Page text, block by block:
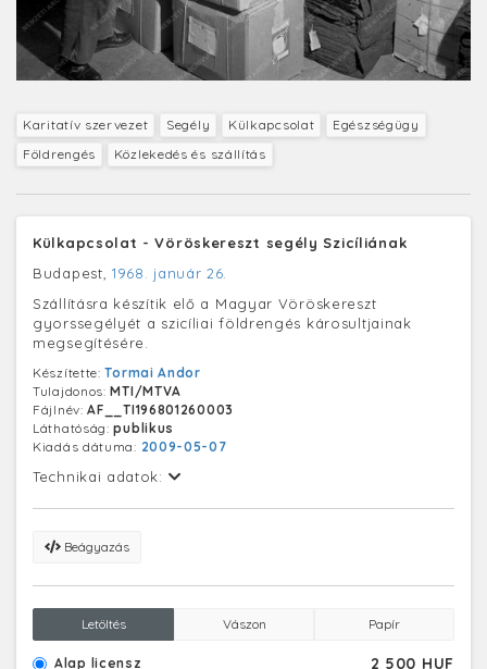
Karitatív szervezet Segély Külkapcsolat
Egészségügy
Földrengés
Közlekedés és szállítás
Külkapcsolat - Vöröskereszt segély Szicíliának
Budapest, 1968. január 26.
Szállításra készítik elő a Magyar Vöröskereszt
gyorssegélyét a szicíliai földrengés károsultjainak
megsegítésére.
Készítette:Tormai Andor
Tulajdonos:MTI/MTVA
Fájlnév:AF__TI196801260003
Láthatóság:publikus
Kiadás dátuma: 2009-05-07
Technikai adatok:
Beágyazás
Letöltés Vászon Papír
Alap licensz 2 500 HUF